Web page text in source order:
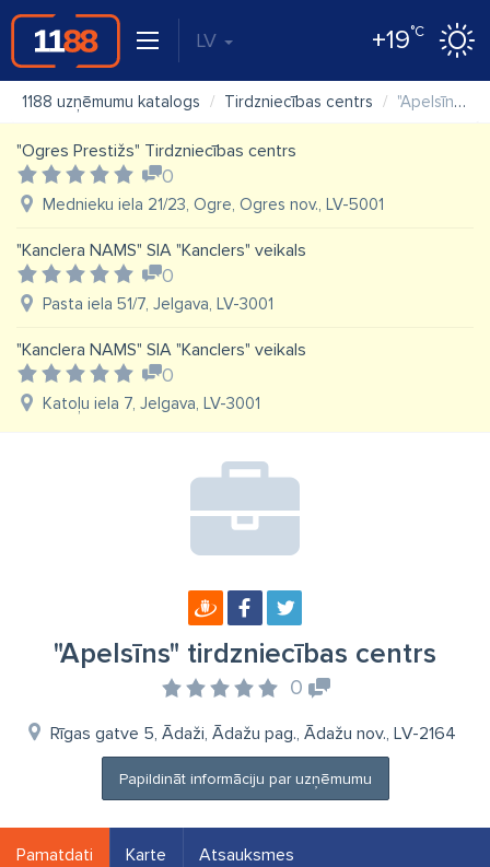
LV +19°C
1188 uzņēmumu katalogs Tirdzniecības centrs "Apelsīns" tirdzniecības centrs
"Ogres Prestižs" Tirdzniecības centrs
0
Mednieku iela 21/23, Ogre, Ogres nov., LV-5001
"Kanclera NAMS" SIA "Kanclers" veikals
0
Pasta iela 51/7, Jelgava, LV-3001
"Kanclera NAMS" SIA "Kanclers" veikals
0
Katoļu iela 7, Jelgava, LV-3001
"Apelsīns" tirdzniecības centrs
0
Rīgas gatve 5, Ādaži, Ādažu pag., Ādažu nov., LV-2164
Papildināt informāciju par uzņēmumu
Pamatdati Karte Atsauksmes